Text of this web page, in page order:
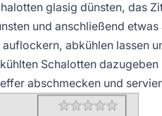
glasig dünsten, das
und anschließend etwas
abkühlen lassen
Schalotten dazugeben
abschmecken und
Rating 1 star
2 stars
3 stars
4 stars
5 stars